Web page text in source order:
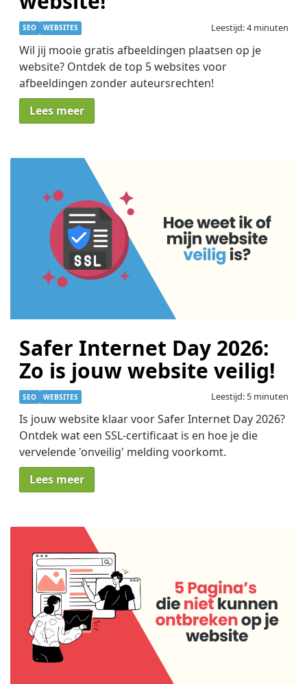
SEO WEBSITES Leestijd: 4 minuten
Wil jij mooie gratis afbeeldingen plaatsen op je
website? Ontdek de top 5 websites voor
afbeeldingen zonder auteursrechten!
Lees meer
Safer Internet Day 2026:
Zo is jouw website veilig!
SEO WEBSITES Leestijd: 5 minuten
Is jouw website klaar voor Safer Internet Day 2026?
Ontdek wat een SSL-certificaat is en hoe je die
vervelende 'onveilig' melding voorkomt.
Lees meer